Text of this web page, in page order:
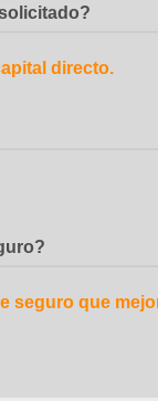
directo.
seguro que